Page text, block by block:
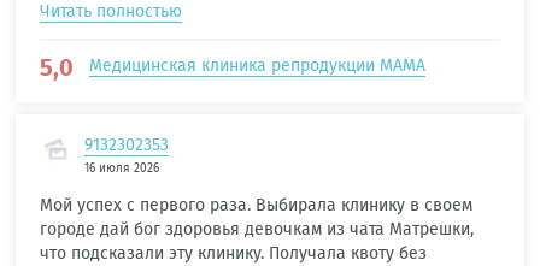
Читать полностью
5,0 Медицинская клиника репродукции МАМА
9132302353
16 июля 2026
Мой успех с первого раза. Выбирала клинику в своем
городе дай бог здоровья девочкам из чата Матрешки,
что подсказали эту клинику. Получала квоту без